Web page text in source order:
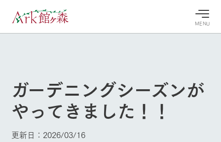
MENU
牧場へ行
よく見られている情報
今日の牧
案内
イベン
ホーム
Ark館ヶ森について
ガーデニングシーズンが
やってきました！！
更新日：2026/03/16